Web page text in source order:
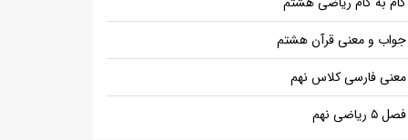
جواب و معنی قرآن هشتم
معنی فارسی کلاس نهم
فصل ۵ ریاضی نهم